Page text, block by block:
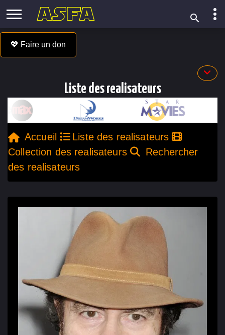
💖 Faire un don
Liste des realisateurs
Accueil
Liste des realisateurs
Collection des realisateurs
Rechercher
des realisateurs